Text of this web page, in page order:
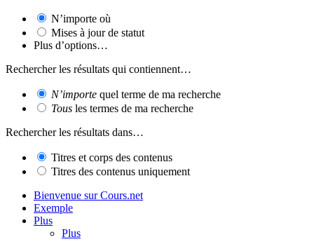
N’importe où
Mises à jour de statut
Plus d’options…
Rechercher les résultats qui contiennent…
N’importe quel terme de ma recherche
Tous les termes de ma recherche
Rechercher les résultats dans…
Titres et corps des contenus
Titres des contenus uniquement
Bienvenue sur Cours.net
Exemple
Plus
Plus